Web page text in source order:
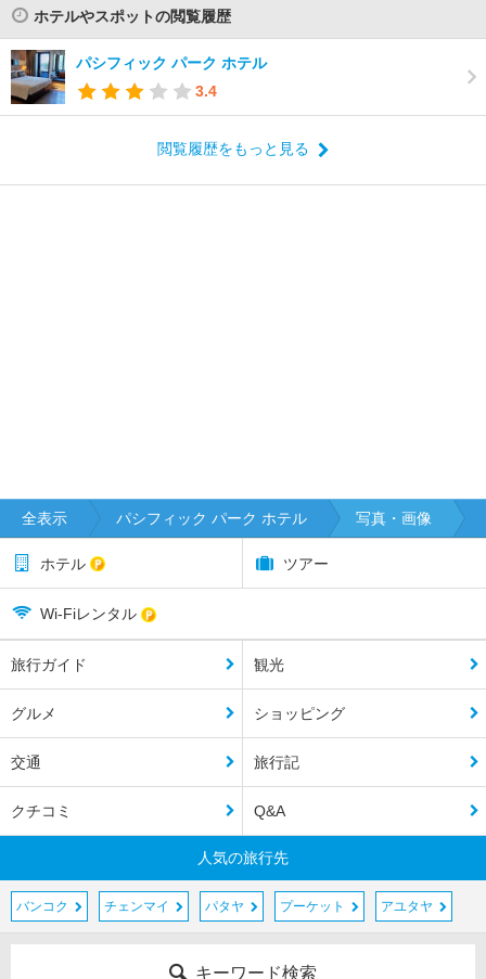
ホテルやスポットの閲覧履歴
パシフィック パーク ホテル
3.4
閲覧履歴をもっと見る
全表示 パシフィック パーク ホテル 写真・画像
ホテル ツアー
Wi-Fiレンタル
旅行ガイド 観光
グルメ ショッピング
交通 旅行記
クチコミ Q&A
人気の旅行先
バンコク チェンマイ パタヤ プーケット アユタヤ
キーワード検索